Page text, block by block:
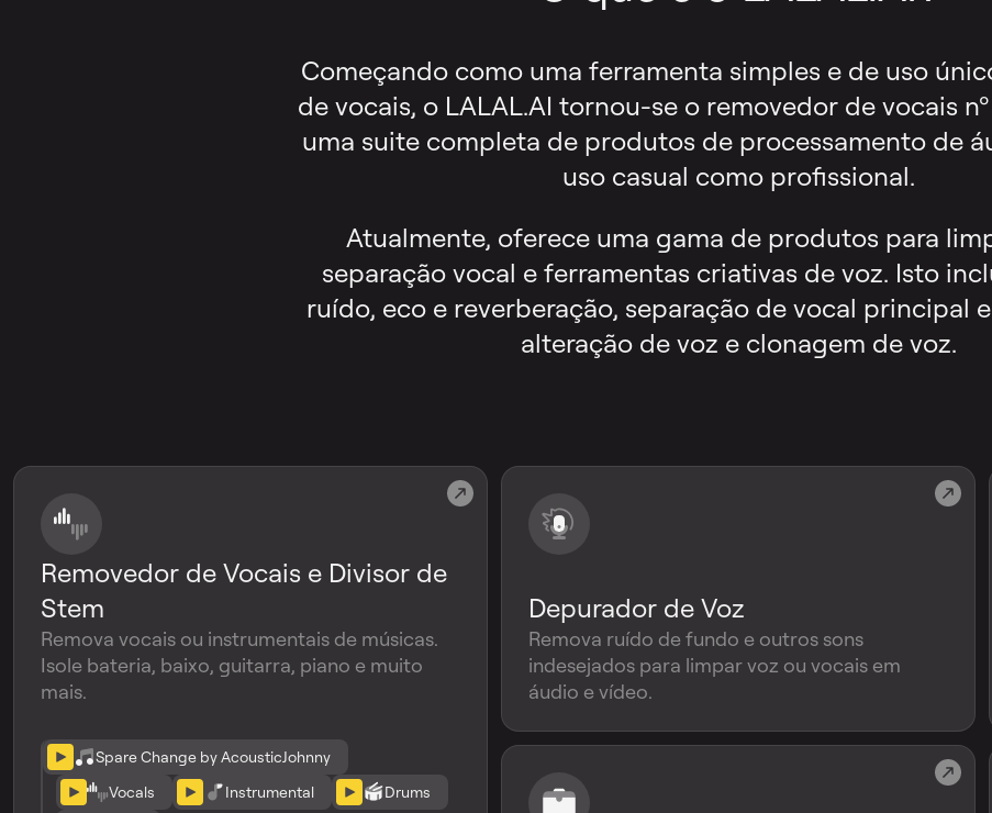
Começando como uma ferramenta simples e de uso
de vocais, o LALAL.AI tornou-se o removedor de vocais
uma suite completa de produtos de processamento de
uso casual como profissional.
Atualmente, oferece uma gama de produtos para
separação vocal e ferramentas criativas de voz. Isto
ruído, eco e reverberação, separação de vocal principal
alteração de voz e clonagem de voz.
Removedor de Vocais e Divisor de
Stem
Remova vocais ou instrumentais de músicas.
Isole bateria, baixo, guitarra, piano e muito
mais.
Spare Change by AcousticJohnny
Vocals
Instrumental
Drums
Depurador de Voz
Remova ruído de fundo e outros sons
indesejados para limpar voz ou vocais em
áudio e vídeo.